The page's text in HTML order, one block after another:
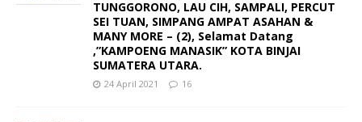
TUNGGORONO, LAU CIH, SAMPALI, PERCUT
SEI TUAN, SIMPANG AMPAT ASAHAN &
MANY MORE – (2), Selamat Datang
,”KAMPOENG MANASIK” KOTA BINJAI
SUMATERA UTARA.
24 April 2021 16